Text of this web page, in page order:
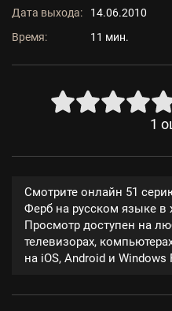
Дата выхода:
14.06.2010
Время:
11 мин.
1
Смотрите онлайн 51
Ферб на русском языке в
Просмотр доступен на
телевизорах,
на iOS, Android и Windows